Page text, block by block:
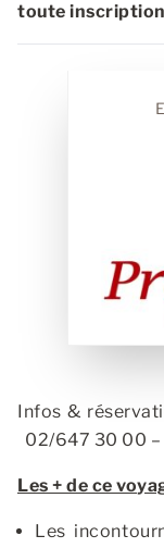
toute
Infos &
02/647 30 00 –
Les + de ce
Les